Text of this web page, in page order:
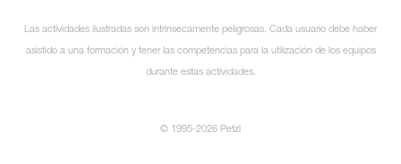
Las actividades ilustradas son intrínsecamente peligrosas. Cada usuario debe haber
asistido a una formación y tener las competencias para la utilización de los equipos
durante estas actividades.
© 1995-2026 Petzl